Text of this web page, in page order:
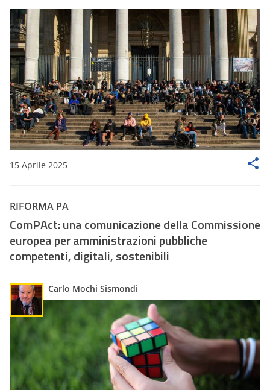
15 Aprile 2025
RIFORMA PA
ComPAct: una comunicazione della Commissione
europea per amministrazioni pubbliche
competenti, digitali, sostenibili
Carlo Mochi Sismondi